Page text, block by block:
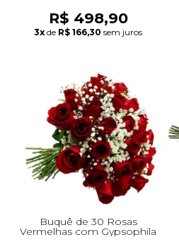
R$ 498,90
3x de R$ 166,30 sem juros
Buquê de 30 Rosas
Vermelhas com Gypsophila